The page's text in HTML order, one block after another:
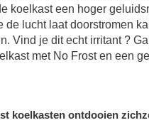
koelkast een hoger
de lucht laat doorstromen
Vind je dit echt irritant ?
met No Frost en een
koelkasten ontdooien